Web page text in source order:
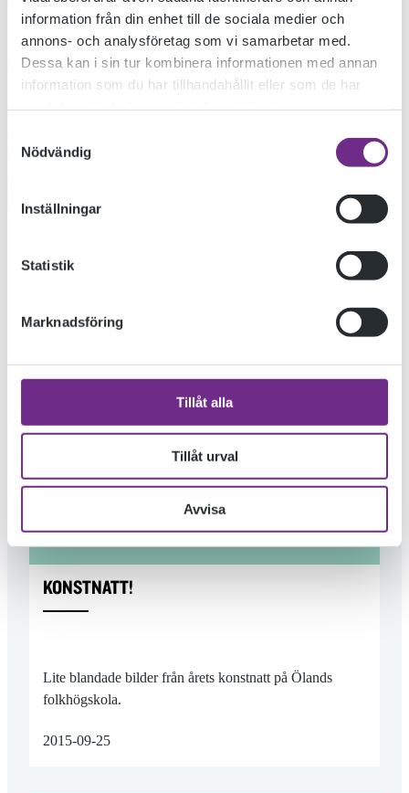
information från din enhet till de sociala medier och
annons- och analysföretag som vi samarbetar med.
Dessa kan i sin tur kombinera informationen med annan
information som du har tillhandahållit eller som de har
Nödvändig
Inställningar
Statistik
Marknadsföring
Tillåt alla
Tillåt urval
Avvisa
« TIDIGARE INLÄGG
KONSTNATT!
Lite blandade bilder från årets konstnatt på Ölands
folkhögskola.
2015-09-25